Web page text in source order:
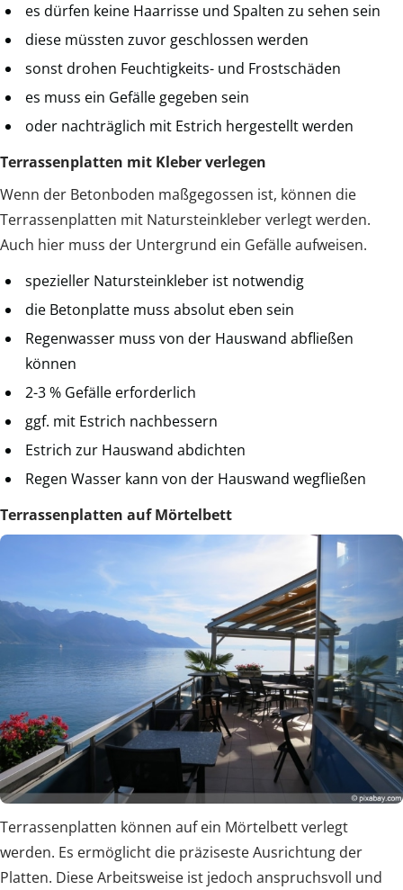
es dürfen keine Haarrisse und Spalten zu sehen sein
diese müssten zuvor geschlossen werden
sonst drohen Feuchtigkeits- und Frostschäden
es muss ein Gefälle gegeben sein
oder nachträglich mit Estrich hergestellt werden
Terrassenplatten mit Kleber verlegen
Wenn der Betonboden maßgegossen ist, können die
Terrassenplatten mit Natursteinkleber verlegt werden.
Auch hier muss der Untergrund ein Gefälle aufweisen.
spezieller Natursteinkleber ist notwendig
die Betonplatte muss absolut eben sein
Regenwasser muss von der Hauswand abfließen
können
2-3 % Gefälle erforderlich
ggf. mit Estrich nachbessern
Estrich zur Hauswand abdichten
Regen Wasser kann von der Hauswand wegfließen
Terrassenplatten auf Mörtelbett
Terrassenplatten können auf ein Mörtelbett verlegt
werden. Es ermöglicht die präziseste Ausrichtung der
Platten. Diese Arbeitsweise ist jedoch anspruchsvoll und